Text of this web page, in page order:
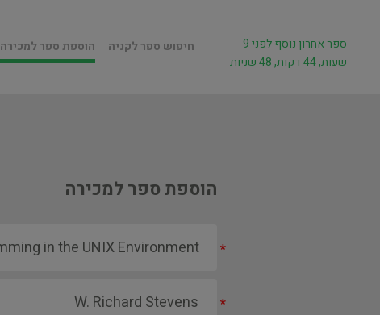
חיפוש ספר לקניה הוספת ספר למכירה
ספר אחרון נוסף לפני 9
שעות, 44 דקות, 48 שניות
הוספת ספר למכירה
*
*